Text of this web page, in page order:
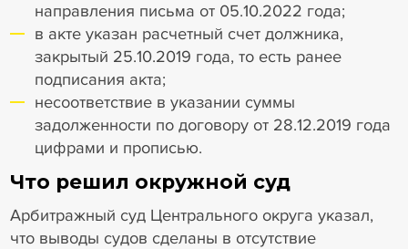
направления письма от 05.10.2022 года;
в акте указан расчетный счет должника,
закрытый 25.10.2019 года, то есть ранее
подписания акта;
несоответствие в указании суммы
задолженности по договору от 28.12.2019 года
цифрами и прописью.
Что решил окружной суд
Арбитражный суд Центрального округа указал,
что выводы судов сделаны в отсутствие